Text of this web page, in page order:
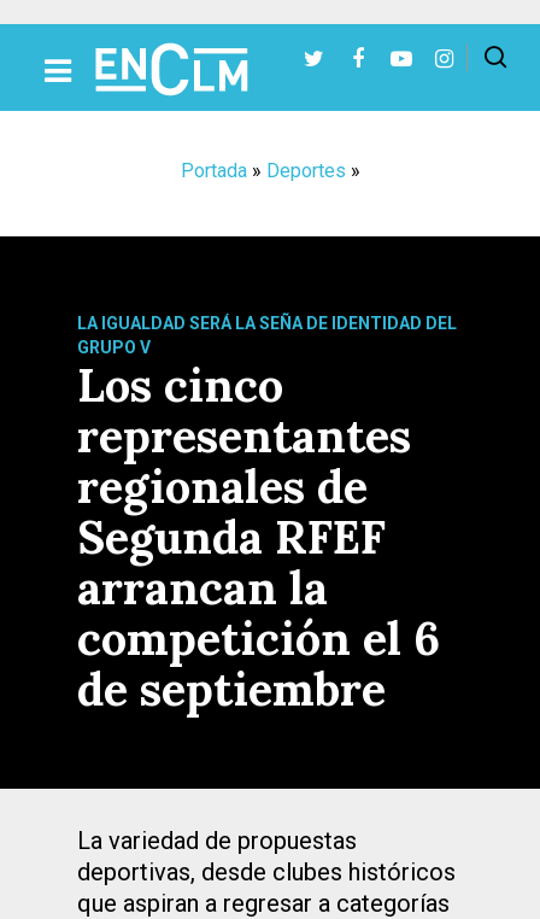
Portada» Deportes »
LA IGUALDAD SERÁ LA SEÑA DE IDENTIDAD DEL
GRUPO V
Los cinco
representantes
regionales de
Segunda RFEF
arrancan la
competición el 6
de septiembre
La variedad de propuestas
deportivas, desde clubes históricos
que aspiran a regresar a categorías